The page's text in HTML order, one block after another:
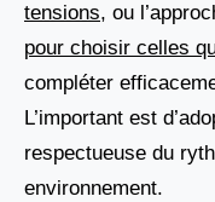
tensions, ou
pour choisir celles
compléter
L’important est
respectueuse du
environnement.